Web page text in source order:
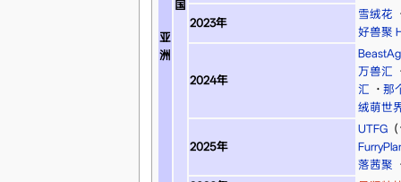
亚
洲
国
2023年
雪绒花
好兽聚
2024年
万兽汇
汇 · 那
绒萌世
2025年
UTFG
落茜聚